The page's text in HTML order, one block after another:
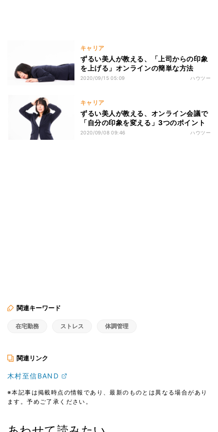
キャリア
ずるい美人が教える、「上司からの印象
を上げる」オンラインの簡単な方法
2020/09/15 05:09 ハウツー
キャリア
ずるい美人が教える、オンライン会議で
「自分の印象を変える」3つのポイント
2020/09/08 09:46 ハウツー
関連キーワード
在宅勤務 ストレス 体調管理
関連リンク
木村至信BAND
※本記事は掲載時点の情報であり、最新のものとは異なる場合があり
ます。予めご了承ください。